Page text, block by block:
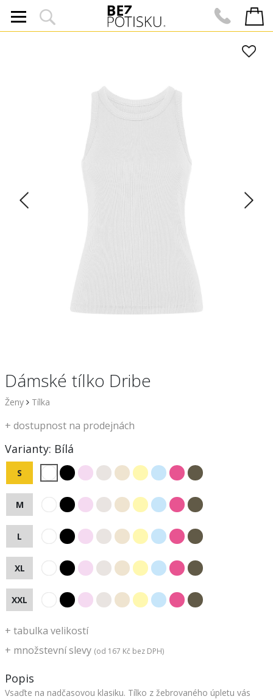
Dámské tílko Dribe
Ženy Tílka
+ množstevní slevy (od 167 Kč bez DPH)
+ dostupnost na prodejnách
Varianty: Bílá
S
M
L
XL
XXL
+ tabulka velikostí
Popis
Vsaďte na nadčasovou klasiku. Tílko z žebrovaného úpletu vás